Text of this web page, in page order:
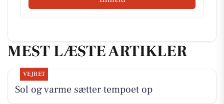
MEST LÆSTE ARTIKLER
VEJRET
Sol og varme sætter tempoet op